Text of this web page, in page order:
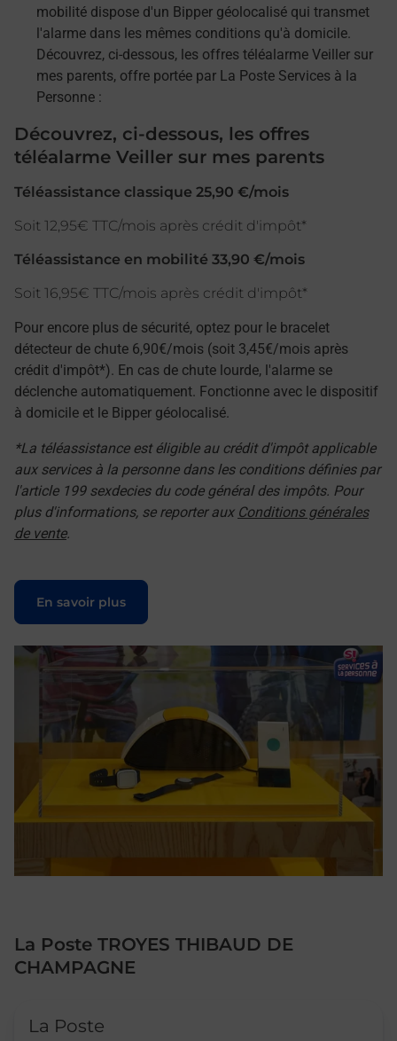
mobilité dispose d'un Bipper géolocalisé qui transmet
l'alarme dans les mêmes conditions qu'à domicile.
Découvrez, ci-dessous, les offres téléalarme Veiller sur
mes parents, offre portée par La Poste Services à la
Personne :
Découvrez, ci-dessous, les offres
téléalarme Veiller sur mes parents
Téléassistance classique 25,90 €/mois
Soit 12,95€ TTC/mois après crédit d'impôt*
Téléassistance en mobilité 33,90 €/mois
Soit 16,95€ TTC/mois après crédit d'impôt*
Pour encore plus de sécurité, optez pour le bracelet
détecteur de chute 6,90€/mois (soit 3,45€/mois après
crédit d'impôt*). En cas de chute lourde, l'alarme se
déclenche automatiquement. Fonctionne avec le dispositif
à domicile et le Bipper géolocalisé.
*La téléassistance est éligible au crédit d'impôt applicable
aux services à la personne dans les conditions définies par
l'article 199 sexdecies du code général des impôts. Pour
plus d'informations, se reporter aux Conditions générales
de vente.
En savoir plus
Le lien s'ouvre dans un nouvel onglet
La Poste TROYES THIBAUD DE
CHAMPAGNE
La Poste